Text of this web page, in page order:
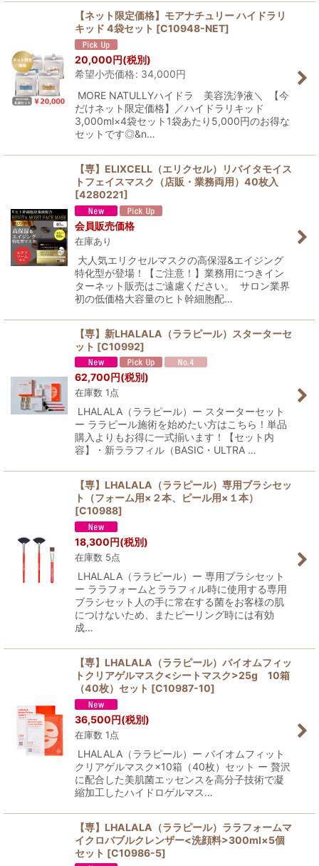
【ネット限定価格】モアナチュリー ハイドラリ
キッド 4袋セット [C10948-NET]
20,000円(税別)
希望小売価格: 34,000円
MORE NATULLYハイドラ 美容洗浄液＼ 【今
だけネット限定価格】／ハイドラリキッド
3,000ml×4袋セット1袋あたり5,000円のお得な
セットです◎&n…
【専】ELIXCELL（エリクセル）リバイタモイス
トフェイスマスク（店販・業務両用）40枚入
[4280221]
会員販売価格
在庫あり
大人気エリクセルマスクの高保湿&エイジング
特化型が登場！【ご注意！】業務用につきイン
ターネット販売はご遠慮ください。 サロン業界
初の低価格大容量のヒト幹細胞配…
【専】新LHALALA（ララピール）スターターセ
ット [C10992]
62,700円(税別)
在庫数 1点
LHALALA（ララピール）ー スターターセット
ー ララピール施術を始めたい方はこちら！単品
購入よりもお得に一式揃います！【セット内
容】・新ララフィル（BASIC・ULTRA …
【専】LHALALA（ララピール）専用ブラシセッ
ト（フォーム用×２本、ピール用×１本）
[C10988]
18,300円(税別)
在庫数 5点
LHALALA（ララピール）ー 専用ブラシセット
ー ララフォームとララフィル時に使用する専用
ブラシセット人の手に常在する菌をお客様の肌
につけないため、またピーリング時には有効
成…
【専】LHALALA（ララピール）バイオムフィッ
トクリアゲルマスク<シートマスク>25g 10箱
（40枚）セット [C10987-10]
36,500円(税別)
在庫数 1点
LHALALA（ララピール）ー バイオムフィット
クリアゲルマスク×10箱（40枚）セット ー 贅沢
に配合した美肌菌エッセンスを高分子技術で凝
縮加工したハイドロゲルマス…
【専】LHALALA（ララピール）ララフォームマ
イクロバブルクレンザー<洗顔料>300ml×5個
セット [C10986-5]